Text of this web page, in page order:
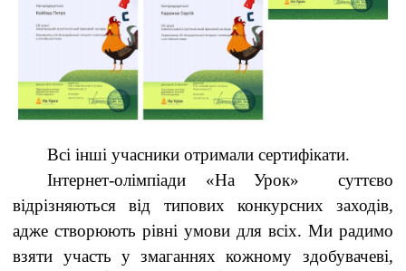
Всі інші учасники отримали сертифікати.
Інтернет-олімпіади «На Урок» суттєво
відрізняються від типових конкурсних заходів,
адже створюють рівні умови для всіх. Ми радимо
взяти участь у змаганнях кожному здобувачеві,